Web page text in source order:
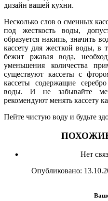
дизайн вашей кухни.
Несколько слов о сменных
под жесткость воды,
образуется накипь, значить
кассету для жесткой воды, в
бежит ржавая вода,
уменьшения количества
существуют кассеты с
кассеты содержащие
воды. И не забывайте
рекомендуют менять кассету
Пейте чистую воду и будьте
Нет
Опубликовано: